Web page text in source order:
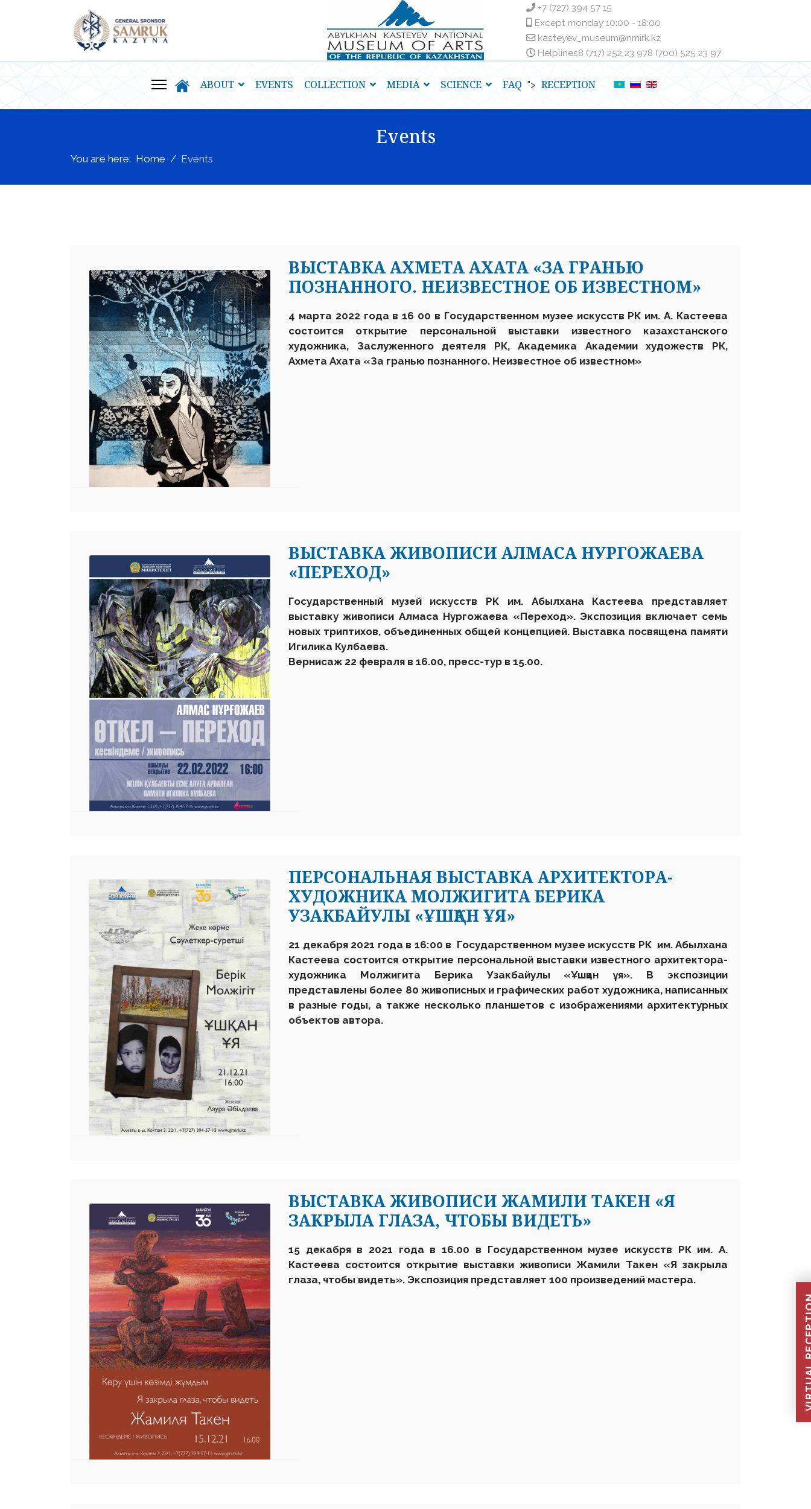
+7 (727) 394 57 15
Except monday 10:00 - 18:00
kasteyev_museum@nmirk.kz
Helplinesㅤ8 (717) 252 23 97ㅤㅤ8 (700) 525 23 97
ABOUT EVENTS COLLECTION MEDIA SCIENCE FAQ "> RECEPTION
Events
You are here: Home Events
ВЫСТАВКА АХМЕТА АХАТА «ЗА ГРАНЬЮ
ПОЗНАННОГО. НЕИЗВЕСТНОЕ ОБ ИЗВЕСТНОМ»
4 марта 2022 года в 16 00 в Государственном музее искусств РК им. А. Кастеева
состоится открытие персональной выставки известного казахстанского
художника, Заслуженного деятеля РК, Академика Академии художеств РК,
Ахмета Ахата «За гранью познанного. Неизвестное об известном»
ВЫСТАВКА ЖИВОПИСИ АЛМАСА НУРГОЖАЕВА
«ПЕРЕХОД»
Государственный музей искусств РК им. Абылхана Кастеева представляет
выставку живописи Алмаса Нургожаева «Переход». Экспозиция включает семь
новых триптихов, объединенных общей концепцией. Выставка посвящена памяти
Игилика Кулбаева.
Вернисаж 22 февраля в 16.00, пресс-тур в 15.00.
ПЕРСОНАЛЬНАЯ ВЫСТАВКА АРХИТЕКТОРА-
ХУДОЖНИКА МОЛЖИГИТА БЕРИКА
УЗАКБАЙУЛЫ «ҰШҚАН ҰЯ»
21 декабря 2021 года в 16:00 в Государственном музее искусств РК им. Абылхана
Кастеева состоится открытие персональной выставки известного архитектора-
художника Молжигита Берика Узакбайулы «Ұшқан ұя». В экспозиции
представлены более 80 живописных и графических работ художника, написанных
в разные годы, а также несколько планшетов с изображениями архитектурных
объектов автора.
ВЫСТАВКА ЖИВОПИСИ ЖАМИЛИ ТАКЕН «Я
ЗАКРЫЛА ГЛАЗА, ЧТОБЫ ВИДЕТЬ»
15 декабря в 2021 года в 16.00 в Государственном музее искусств РК им. А.
Кастеева состоится открытие выставки живописи Жамили Такен «Я закрыла
глаза, чтобы видеть». Экспозиция представляет 100 произведений мастера.